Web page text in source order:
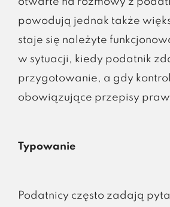
powodują jednak także
staje się należyte
w sytuacji, kiedy podatnik
przygotowanie, a gdy
obowiązujące przepisy
Typowanie
Podatnicy często zadają